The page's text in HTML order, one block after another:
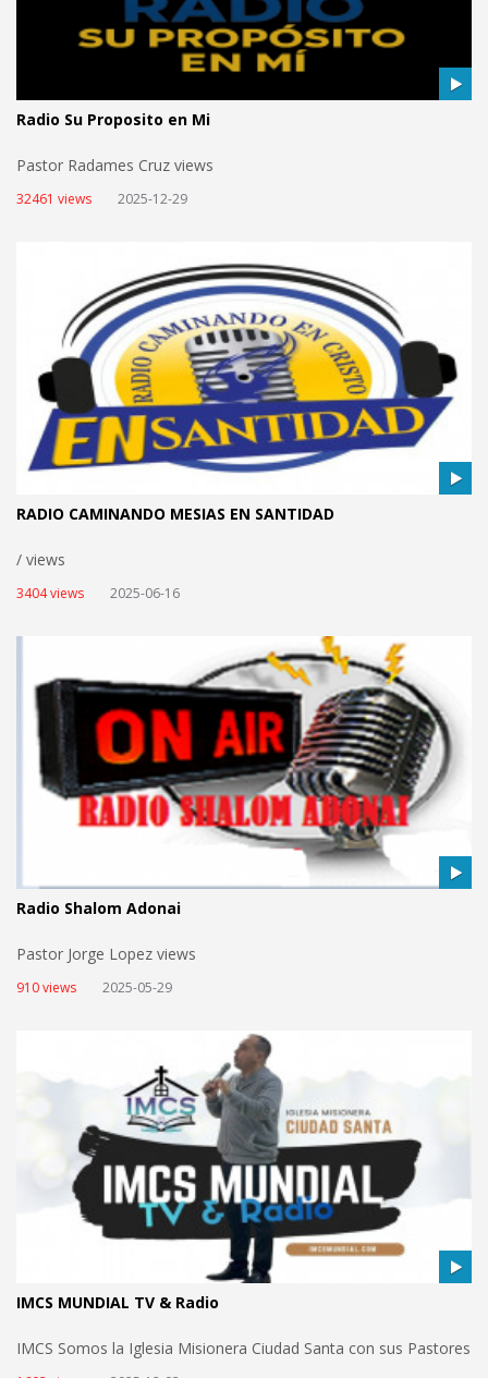
Radio Su Proposito en Mi
Pastor Radames Cruz views
32461 views 2025-12-29
RADIO CAMINANDO MESIAS EN SANTIDAD
/ views
3404 views 2025-06-16
Radio Shalom Adonai
Pastor Jorge Lopez views
910 views 2025-05-29
IMCS MUNDIAL TV & Radio
IMCS Somos la Iglesia Misionera Ciudad Santa con sus Pastores